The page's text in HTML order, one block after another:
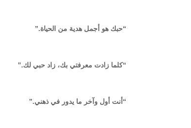
“حبك هو أجمل هدية من الحياة.”
“كلما زادت معرفتي بك، زاد حبي لك.”
“أنت أول وآخر ما يدور في ذهني.”